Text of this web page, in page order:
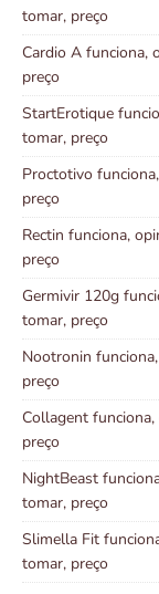
tomar, preço
Cardio A funciona,
preço
StartErotique
tomar, preço
Proctotivo
preço
Rectin funciona,
preço
Germivir 120g
tomar, preço
Nootronin
preço
Collagent
preço
NightBeast
tomar, preço
Slimella Fit
tomar, preço